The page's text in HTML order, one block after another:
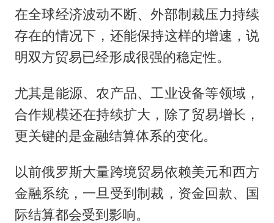
在全球经济波动不断、外部制裁压力持续
存在的情况下，还能保持这样的增速，说
明双方贸易已经形成很强的稳定性。
尤其是能源、农产品、工业设备等领域，
合作规模还在持续扩大，除了贸易增长，
更关键的是金融结算体系的变化。
以前俄罗斯大量跨境贸易依赖美元和西方
金融系统，一旦受到制裁，资金回款、国
际结算都会受到影响。